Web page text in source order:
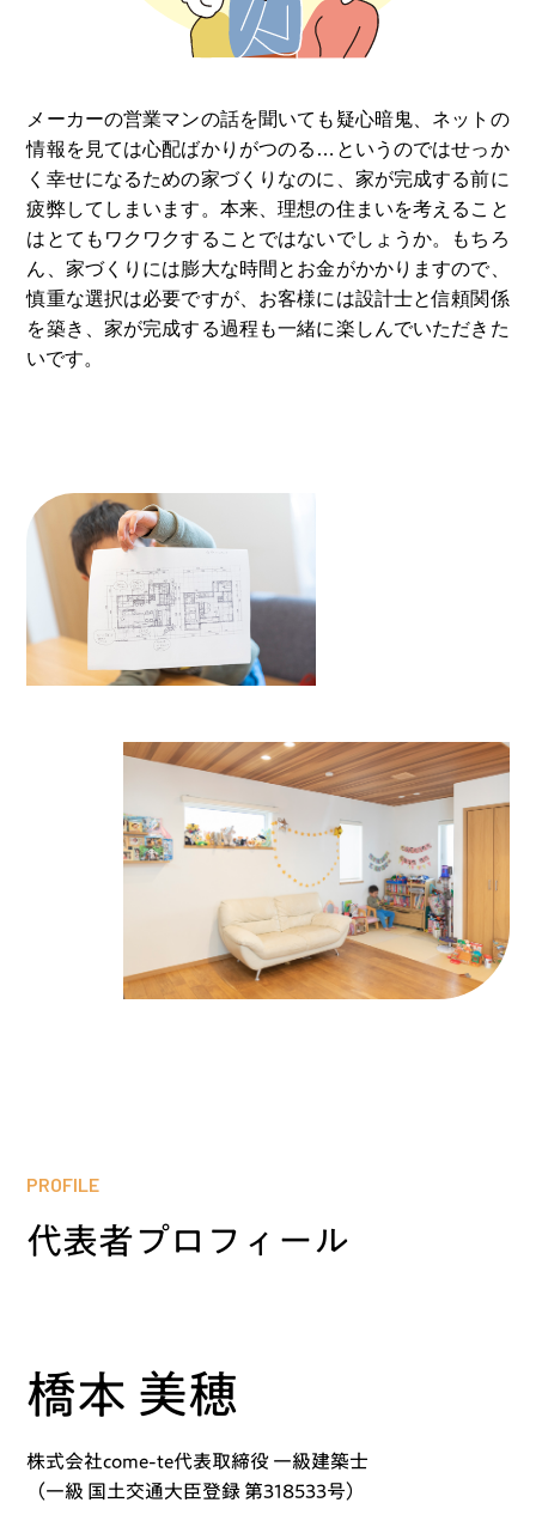
メーカーの営業マンの話を聞いても疑⼼暗⿁、ネットの
情報を⾒ては⼼配ばかりがつのる…というのではせっか
く幸せになるための家づくりなのに、家が完成する前に
疲弊してしまいます。本来、理想の住まいを考えること
はとてもワクワクすることではないでしょうか。もちろ
ん、家づくりには膨⼤な時間とお⾦がかかりますので、
慎重な選択は必要ですが、お客様には設計⼠と信頼関係
を築き、家が完成する過程も⼀緒に楽しんでいただきた
いです。
代表者プロフィール
PROFILE
橋本 美穂
株式会社come-te代表取締役 ⼀級建築⼠
（⼀級 国⼟交通⼤⾂登録 第318533号）